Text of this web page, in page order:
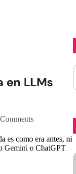
LLMs
es como era antes, ni
Gemini o ChatGPT